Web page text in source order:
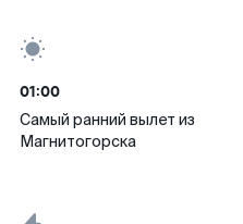
01:00
Самый ранний вылет из
Магнитогорска